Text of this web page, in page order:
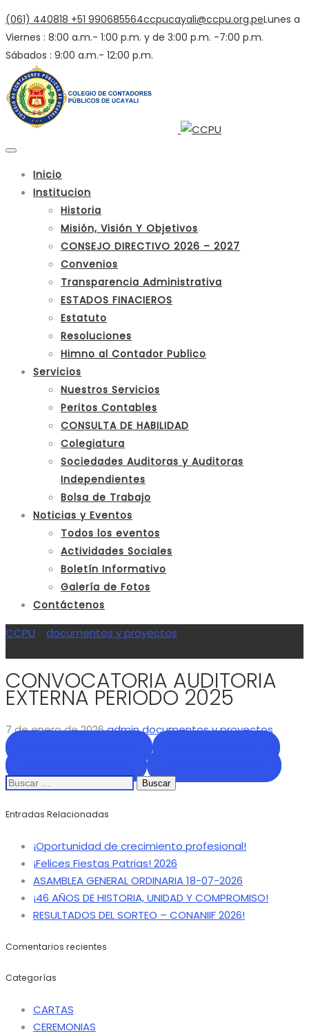
(061) 440818 +51 990685564ccpucayali@ccpu.org.peLunes a
Viernes : 8:00 a.m.- 1:00 p.m. y de 3:00 p.m. -7:00 p.m.
Sábados : 9:00 a.m.- 12:00 p.m.
Inicio
Institucion
Historia
Misión, Visión Y Objetivos
CONSEJO DIRECTIVO 2026 – 2027
Convenios
Transparencia Administrativa
ESTADOS FINACIEROS
Estatuto
Resoluciones
Himno al Contador Publico
Servicios
Nuestros Servicios
Peritos Contables
CONSULTA DE HABILIDAD
Colegiatura
Sociedades Auditoras y Auditoras
Independientes
Bolsa de Trabajo
Noticias y Eventos
Todos los eventos
Actividades Sociales
Boletín Informativo
Galería de Fotos
Contáctenos
CCPU documentos y proyectos
CONVOCATORIA AUDITORIA
EXTERNA PERIODO 2025
7 de enero de 2026admindocumentos y proyectos
Buscar:
Entradas Relacionadas
¡Oportunidad de crecimiento profesional!
¡Felices Fiestas Patrias! 2026
ASAMBLEA GENERAL ORDINARIA 18-07-2026
¡46 AÑOS DE HISTORIA, UNIDAD Y COMPROMISO!
RESULTADOS DEL SORTEO – CONANIIF 2026!
Comentarios recientes
Categorías
CARTAS
CEREMONIAS